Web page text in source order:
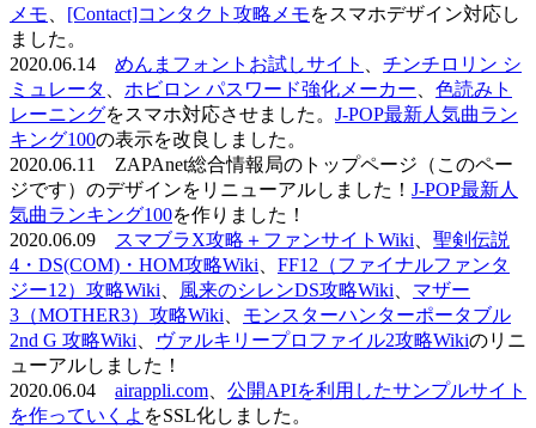
メモ
[Contact]コンタクト攻略メモをスマホデザイン対応し
ました。
2020.06.14 めんまフォントお試しサイト
チンチロリン シ
ミュレータ
ホビロン パスワード強化メーカー
色読みト
レーニングをスマホ対応させました。 J-POP最新人気曲ラン
キング100の表示を改良しました。
2020.06.11 ZAPAnet総合情報局のトップページ（このペー
ジです）のデザインをリニューアルしました！ J-POP最新人
気曲ランキング100を作りました！
2020.06.09
スマブラX攻略＋ファンサイトWiki
聖剣伝説
4・DS(COM)・HOM攻略Wiki
FF12（ファイナルファンタ
ジー12）攻略Wiki
風来のシレンDS攻略Wiki
マザー
3（MOTHER3）攻略Wiki
モンスターハンターポータブル
2nd G 攻略Wiki
ヴァルキリープロファイル2攻略Wikiのリニ
ューアルしました！
2020.06.04 airappli.com
公開APIを利用したサンプルサイト
を作っていくよ をSSL化しました。